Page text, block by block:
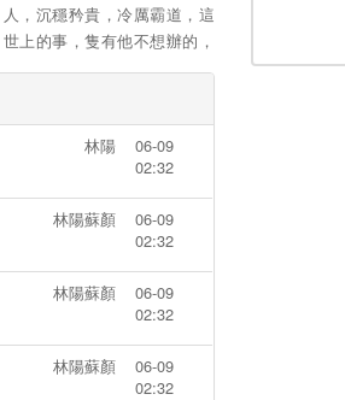
人，沉穩矜貴，冷厲霸道，這
世上的事，隻有他不想辦的，
冇有他辦不到的！本以為生下
年後，男人拖著兩個萌寶把她
攔在在員工宿舍樓下，眾目睽
睽！慕先生在所有人麵前高
冷，卻隻在她麵前熱情如
林陽
06-09
02:32
林陽蘇顏
06-09
02:32
林陽蘇顏
06-09
02:32
林陽蘇顏
06-09
02:32